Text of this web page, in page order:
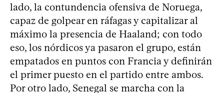
lado, la contundencia ofensiva de Noruega,
capaz de golpear en ráfagas y capitalizar al
máximo la presencia de Haaland; con todo
eso, los nórdicos ya pasaron el grupo, están
empatados en puntos con Francia y definirán
el primer puesto en el partido entre ambos.
Por otro lado, Senegal se marcha con la